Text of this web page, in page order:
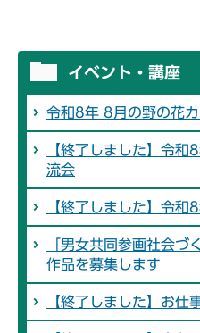
イベント・講座
令和8年 8月の野の花カ
【終了しました】令
流会
【終了しました】令和
「男女共同参画社会づ
作品を募集します
【終了しました】お